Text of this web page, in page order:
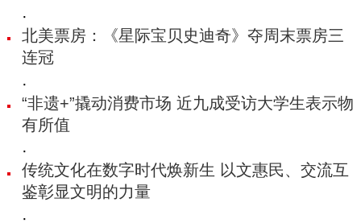
·
北美票房：《星际宝贝史迪奇》夺周末票房三
连冠
·
“非遗+”撬动消费市场 近九成受访大学生表示物
有所值
·
传统文化在数字时代焕新生 以文惠民、交流互
鉴彰显文明的力量
·